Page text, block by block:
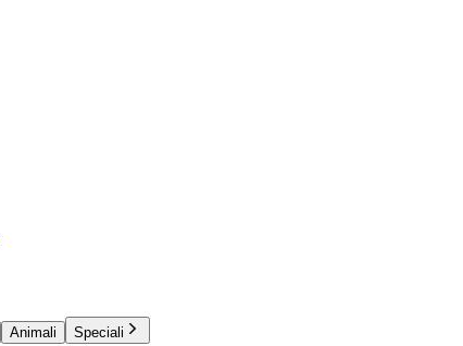
Animali
Speciali